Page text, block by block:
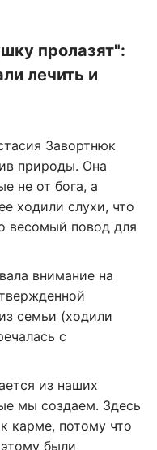
пролазят":
лечить и
Завортнюк
природы. Она
не от бога, а
ходили слухи, что
весомый повод для
внимание на
семьи (ходили
с
из наших
мы создаем. Здесь
карме, потому что
были